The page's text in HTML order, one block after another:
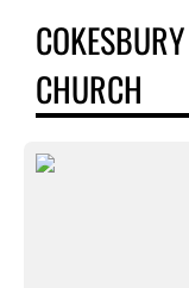
CHURCH